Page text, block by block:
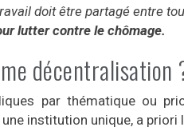
doit être partagé entre
lutter contre le chômage.
décentralisation
par thématique ou
institution unique, a priori